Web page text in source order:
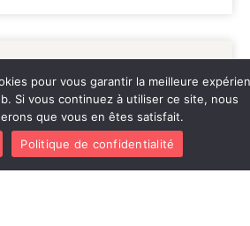
pour vous garantir la meilleure
Si vous continuez à utiliser ce site, nous
que vous en êtes satisfait.
Politique de confidentialité